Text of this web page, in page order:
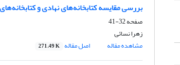
بررسی مقایسه کتابخانه‌های نهادی و
صفحه32-41
زهرا نسائی
مشاهده مقاله
اصل مقاله 271.49 K